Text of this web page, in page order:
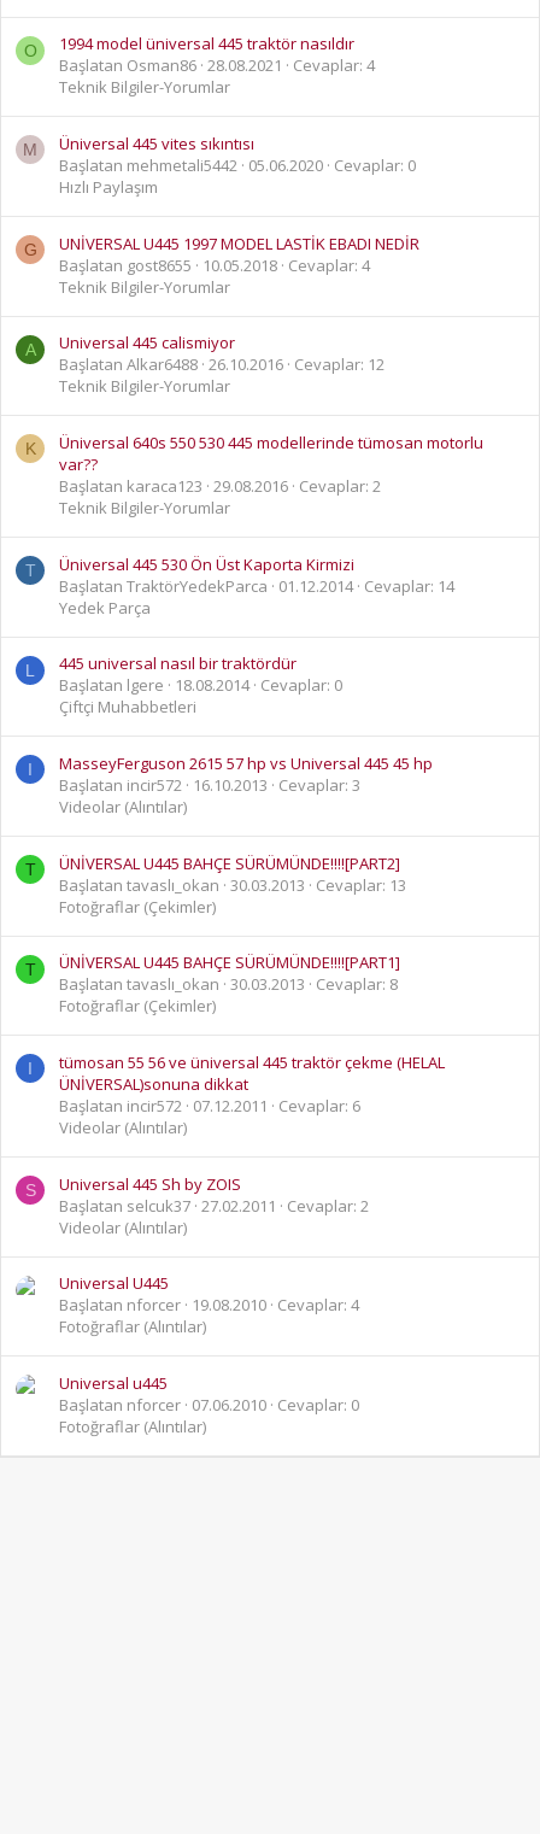
O
1994 model üniversal 445 traktör nasıldır
Başlatan Osman86 28.08.2021
Cevaplar: 4
Teknik Bilgiler-Yorumlar
M
Üniversal 445 vites sıkıntısı
Başlatan mehmetali5442 05.06.2020 Cevaplar: 0
Hızlı Paylaşım
G
UNİVERSAL U445 1997 MODEL LASTİK EBADI NEDİR
Başlatan gost8655
10.05.2018 Cevaplar: 4
Teknik Bilgiler-Yorumlar
A
Universal 445 calismiyor
Başlatan Alkar6488 26.10.2016 Cevaplar: 12
Teknik Bilgiler-Yorumlar
K
Üniversal 640s 550 530 445 modellerinde tümosan motorlu
var??
Başlatan karaca123 29.08.2016 Cevaplar: 2
Teknik Bilgiler-Yorumlar
T
Üniversal 445 530 Ön Üst Kaporta Kirmizi
Başlatan TraktörYedekParca
01.12.2014 Cevaplar: 14
Yedek Parça
L
445 universal nasıl bir traktördür
Başlatan lgere
18.08.2014 Cevaplar: 0
Çiftçi Muhabbetleri
I
MasseyFerguson 2615 57 hp vs Universal 445 45 hp
Başlatan incir572
16.10.2013
Cevaplar: 3
Videolar (Alıntılar)
T
ÜNİVERSAL U445 BAHÇE SÜRÜMÜNDE!!!![PART2]
Başlatan tavaslı_okan 30.03.2013
Cevaplar: 13
Fotoğraflar (Çekimler)
T
ÜNİVERSAL U445 BAHÇE SÜRÜMÜNDE!!!![PART1]
Başlatan tavaslı_okan 30.03.2013
Cevaplar: 8
Fotoğraflar (Çekimler)
I
tümosan 55 56 ve üniversal 445 traktör çekme (HELAL
ÜNİVERSAL)sonuna dikkat
Başlatan incir572 07.12.2011
Cevaplar: 6
Videolar (Alıntılar)
S
Universal 445 Sh by ZOIS
Başlatan selcuk37 27.02.2011
Cevaplar: 2
Videolar (Alıntılar)
Universal U445
Başlatan nforcer
19.08.2010 Cevaplar: 4
Fotoğraflar (Alıntılar)
Universal u445
Başlatan nforcer 07.06.2010 Cevaplar: 0
Fotoğraflar (Alıntılar)